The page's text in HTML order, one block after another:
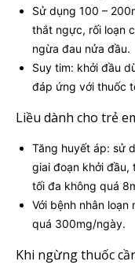
Sử dụng 100 –
thắt ngực, rối loạn
ngừa đau nửa đầu.
Suy tim: khởi đầu
đáp ứng với thuốc
Liều dành cho trẻ
Tăng huyết áp: sử
giai đoạn khởi đầu,
tối đa không quá
Với bệnh nhân
quá 300mg/ngày.
Khi ngừng thuốc